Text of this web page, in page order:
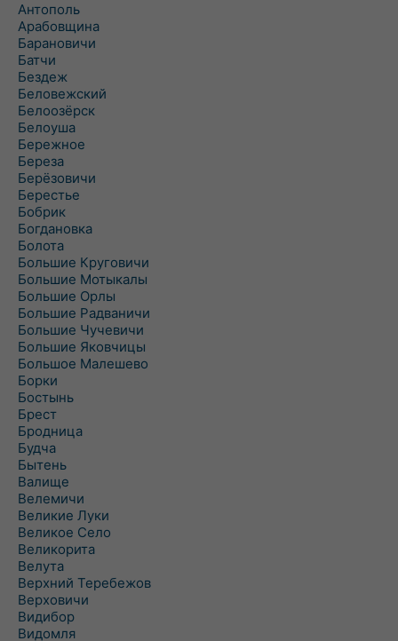
Антополь
Арабовщина
Барановичи
Батчи
Бездеж
Беловежский
Белоозёрск
Белоуша
Бережное
Береза
Берёзовичи
Берестье
Бобрик
Богдановка
Болота
Большие Круговичи
Большие Мотыкалы
Большие Орлы
Большие Радваничи
Большие Чучевичи
Большие Яковчицы
Большое Малешево
Борки
Бостынь
Брест
Бродница
Будча
Бытень
Валище
Велемичи
Великие Луки
Великое Село
Великорита
Велута
Верхний Теребежов
Верховичи
Видибор
Видомля